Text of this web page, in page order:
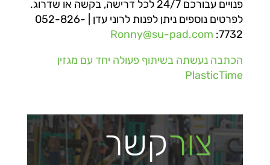
פנויים עבורכם 24/7 לכל דרישה, בקשה או שדרוג.
לפרטים נוספים ניתן לפנות לרוני עדן | 052-826-
7732:
Ronny@su-pad.com
הכתבה נעשתה בשיתוף פעולה יחד עם מגזין
PlasticTime
צורקשר